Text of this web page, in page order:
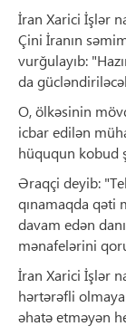
İran Xarici İşlər
Çini İranın
vurğulayıb:
da
O, ölkəsinin
icbar edilən
hüququn kobud
Əraqçi deyib:
qınamaqda qəti
davam edən
mənafelərini
İran Xarici İşlər
hərtərəfli
əhatə etməyən